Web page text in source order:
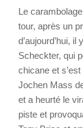
Le
tour, après un
d’aujourd’hui,
Scheckter, qui
chicane et
Jochen Mass
et a heurté le
piste et